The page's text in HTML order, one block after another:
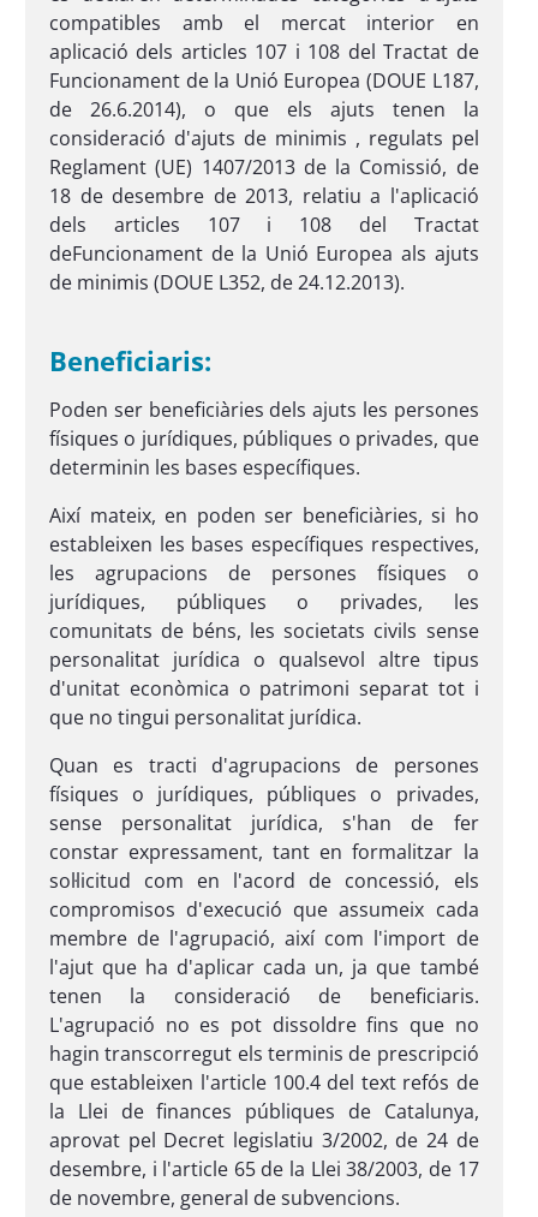
compatibles amb el mercat interior en
aplicació dels articles 107 i 108 del Tractat de
Funcionament de la Unió Europea (DOUE L187,
de 26.6.2014), o que els ajuts tenen la
consideració d'ajuts de minimis , regulats pel
Reglament (UE) 1407/2013 de la Comissió, de
18 de desembre de 2013, relatiu a l'aplicació
dels articles 107 i 108 del Tractat
deFuncionament de la Unió Europea als ajuts
de minimis (DOUE L352, de 24.12.2013).
Beneficiaris:
Poden ser beneficiàries dels ajuts les persones
físiques o jurídiques, públiques o privades, que
determinin les bases específiques.
Així mateix, en poden ser beneficiàries, si ho
estableixen les bases específiques respectives,
les agrupacions de persones físiques o
jurídiques, públiques o privades, les
comunitats de béns, les societats civils sense
personalitat jurídica o qualsevol altre tipus
d'unitat econòmica o patrimoni separat tot i
que no tingui personalitat jurídica.
Quan es tracti d'agrupacions de persones
físiques o jurídiques, públiques o privades,
sense personalitat jurídica, s'han de fer
constar expressament, tant en formalitzar la
sol·licitud com en l'acord de concessió, els
compromisos d'execució que assumeix cada
membre de l'agrupació, així com l'import de
l'ajut que ha d'aplicar cada un, ja que també
tenen la consideració de beneficiaris.
L'agrupació no es pot dissoldre fins que no
hagin transcorregut els terminis de prescripció
que estableixen l'article 100.4 del text refós de
la Llei de finances públiques de Catalunya,
aprovat pel Decret legislatiu 3/2002, de 24 de
desembre, i l'article 65 de la Llei 38/2003, de 17
de novembre, general de subvencions.